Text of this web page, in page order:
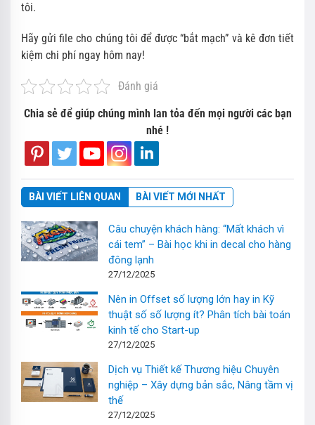
tôi.
Hãy gửi file cho chúng tôi để được “bắt mạch” và kê đơn tiết
kiệm chi phí ngay hôm nay!
Đánh giá
Chia sẻ để giúp chúng mình lan tỏa đến mọi người các bạn
nhé !
BÀI VIẾT LIÊN QUAN BÀI VIẾT MỚI NHẤT
Câu chuyện khách hàng: “Mất khách vì
cái tem” – Bài học khi in decal cho hàng
đông lạnh
27/12/2025
Nên in Offset số lượng lớn hay in Kỹ
thuật số số lượng ít? Phân tích bài toán
kinh tế cho Start-up
27/12/2025
Dịch vụ Thiết kế Thương hiệu Chuyên
nghiệp – Xây dựng bản sắc, Nâng tầm vị
thế
27/12/2025